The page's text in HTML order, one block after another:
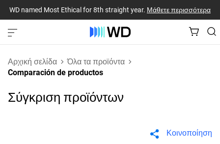
WD named Most Ethical for 8th straight year. Μάθετε περισσότερα
Αρχική σελίδα
Όλα τα προϊόντα
Comparación de productos
Σύγκριση προϊόντων
Κοινοποίηση